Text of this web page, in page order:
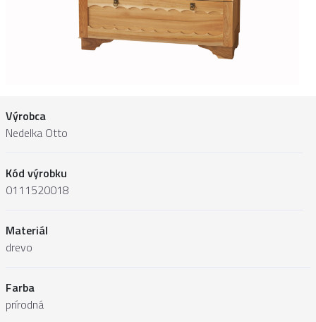
Výrobca
Nedelka Otto
Kód výrobku
0111520018
Materiál
drevo
Farba
prírodná